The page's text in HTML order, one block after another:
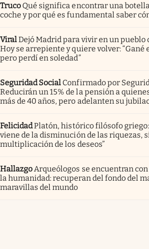
Truco Qué significa encontrar una
coche y por qué es fundamental saber
ViralDejó Madrid para vivir en un pueblo
Hoy se arrepiente y quiere volver: “Gané
pero perdí en soledad”
Seguridad Social Confirmado por
Reducirán un 15% de la pensión a
más de 40 años, pero adelanten su
FelicidadPlatón, histórico filósofo griego:
viene de la disminución de las riquezas,
multiplicación de los deseos”
Hallazgo Arqueólogos se encuentran
la humanidad: recuperan del fondo del
maravillas del mundo